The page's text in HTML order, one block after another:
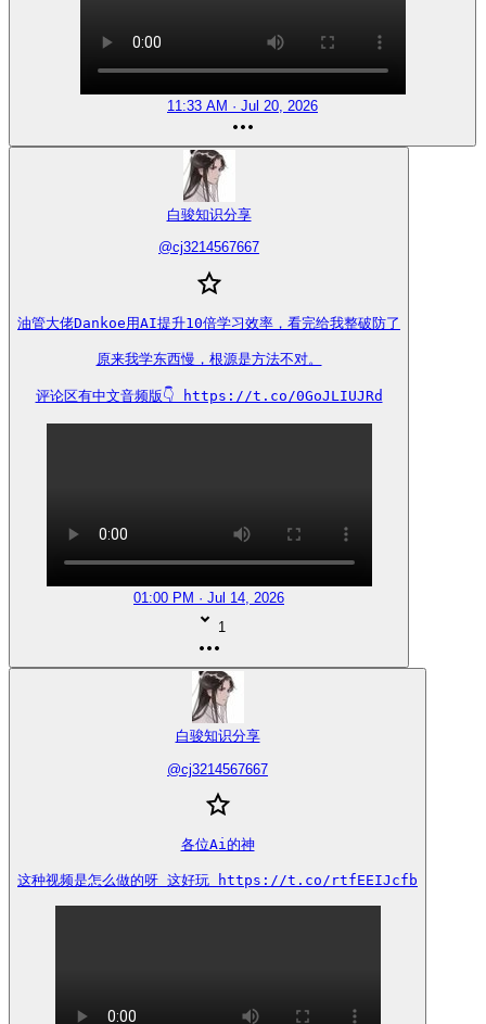
11:33 AM · Jul 20, 2026
白骏知识分享
@cj3214567667
油管大佬Dankoe用AI提升10倍学习效率，看完给我整破防了
原来我学东西慢，根源是方法不对。
评论区有中文音频版👇 https://t.co/0GoJLIUJRd
01:00 PM · Jul 14, 2026
1
白骏知识分享
@cj3214567667
各位Ai的神
这种视频是怎么做的呀 这好玩 https://t.co/rtfEEIJcfb